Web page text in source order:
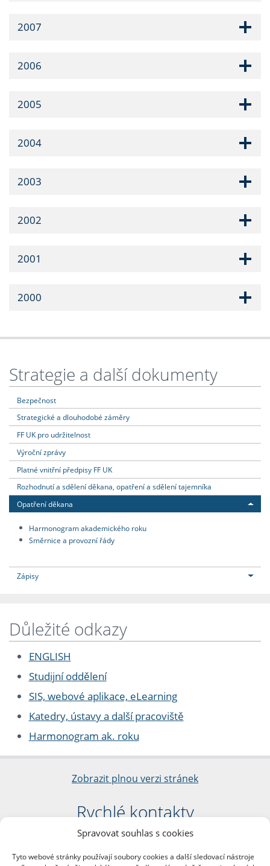
Spravovat souhlas s cookies
Tyto webové stránky používají soubory cookies a další sledovací nástroje
2007
2006
2005
2004
2003
2002
2001
2000
Strategie a další dokumenty
Bezpečnost
Strategické a dlouhodobé záměry
FF UK pro udržitelnost
Výroční zprávy
Platné vnitřní předpisy FF UK
Rozhodnutí a sdělení děkana, opatření a sdělení tajemníka
Opatření děkana
Harmonogram akademického roku
Směrnice a provozní řády
Zápisy
Důležité odkazy
ENGLISH
Studijní oddělení
SIS, webové aplikace, eLearning
Katedry, ústavy a další pracoviště
Harmonogram ak. roku
Zobrazit plnou verzi stránek
Rychlé kontakty
Filozofická fakulta
nám. Jana Palacha 1/2